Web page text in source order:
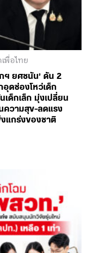
พื่อไทย
ฯ ยศชนัน’ ดัน 2
อุดช่องโหว่เด็ก
ด็กเล็ก มุ่งเปลี่ยน
นความสุข-ลดแรง
แกร่งของชาติ